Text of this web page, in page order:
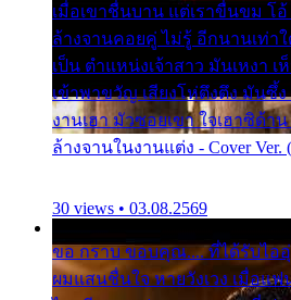
เมื่อเขาชื่นบาน แต่เราขื่นขม โ
ล้างจานคอยคู่ ไม่รู้ อีกนานเท่า
เป็น ตำแหน่งเจ้าสาว มันเหงา
เข้าพาขวัญ เสียงโห่ตึงตึง มันซึ้
งานเฮา มัวซอยเขา ใจเฮาซิด้
ล้างจานในงานแต่ง - Cover Ver.
30 views • 03.08.2569
ขอ กราบ ขอบคุณ.... ที่ได้รับไอ
ผมแสนชื่นใจ หายวังเวง เมื่อแฟ